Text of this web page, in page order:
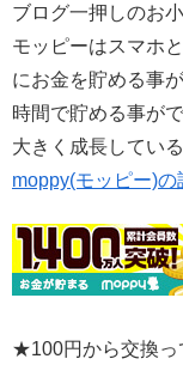
ブログ一押しのお
モッピーはスマホ
にお金を貯める事
時間で貯める事が
大きく成長してい
moppy(モッピー)
★100円から交換